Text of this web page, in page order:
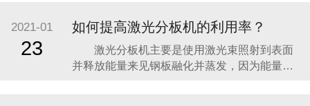
3、铡刀pcb分板机可以依据不一样长度的
LED灯条定做，最大长度1000MM，突破了分
板长度的极限。 4、将切
2021-01
23
如何提高激光分板机的利用率？
激光分板机主要是使用激光束照射到表面
并释放能量来见钢板融化并蒸发，因为能量高